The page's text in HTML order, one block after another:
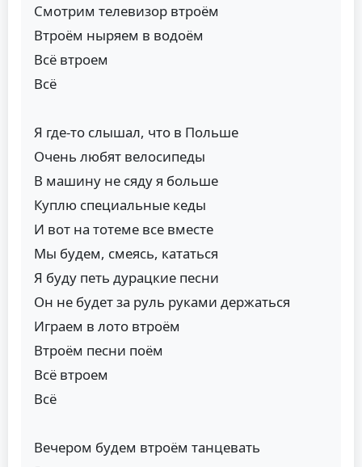
Смотрим телевизор втроём
Втроём ныряем в водоём
Всё втроем
Всё
Я где-то слышал, что в Польше
Очень любят велосипеды
В машину не сяду я больше
Куплю специальные кеды
И вот на тотеме все вместе
Мы будем, смеясь, кататься
Я буду петь дурацкие песни
Он не будет за руль руками держаться
Играем в лото втроём
Втроём песни поём
Всё втроем
Всё
Вечером будем втроём танцевать